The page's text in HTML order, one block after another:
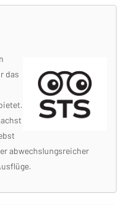
das
abwechslungsreicher